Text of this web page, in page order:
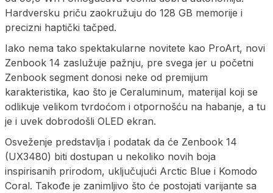
Hardversku priču zaokružuju do 128 GB memorije i
precizni haptički tačped.
Iako nema tako spektakularne novitete kao ProArt, novi
Zenbook 14 zaslužuje pažnju, pre svega jer u početni
Zenbook segment donosi neke od premijum
karakteristika, kao što je Ceraluminum, materijal koji se
odlikuje velikom tvrdoćom i otpornošću na habanje, a tu
je i uvek dobrodošli OLED ekran.
Osveženje predstavlja i podatak da će Zenbook 14
(UX3480) biti dostupan u nekoliko novih boja
inspirisanih prirodom, uključujući Arctic Blue i Komodo
Coral. Takođe je zanimljivo što će postojati varijante sa